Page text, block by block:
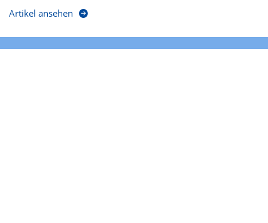
Artikel ansehen